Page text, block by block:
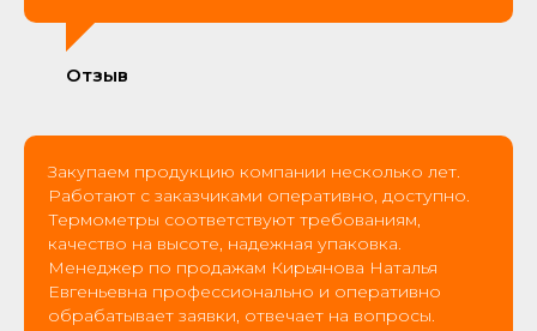
Отзыв
Закупаем продукцию компании несколько лет.
Работают с заказчиками оперативно, доступно.
Термометры соответствуют требованиям,
качество на высоте, надежная упаковка.
Менеджер по продажам Кирьянова Наталья
Евгеньевна профессионально и оперативно
обрабатывает заявки, отвечает на вопросы.